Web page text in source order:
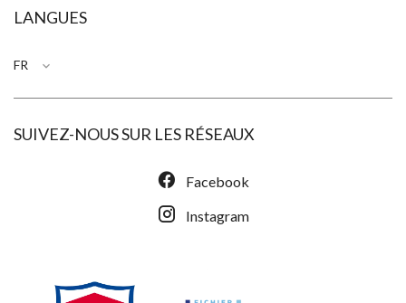
LANGUES
FR
SUIVEZ-NOUS SUR LES RÉSEAUX
Facebook
Instagram